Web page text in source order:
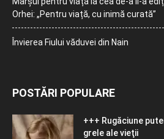
Orhei: „Pentru viață, cu inimă curată”
Învierea Fiului văduvei din Nain
POSTĂRI POPULARE
+++ Rugăciune
grele ale vieţii